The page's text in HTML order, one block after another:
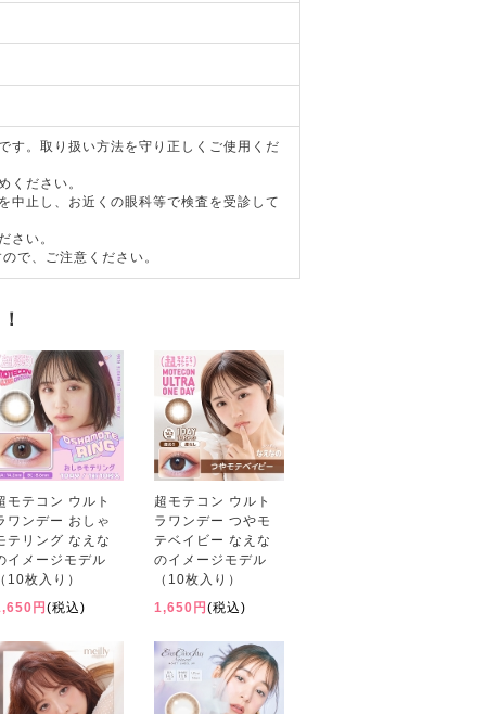
す。取り扱い方法を守り正しくご使用くだ
ください。
中止し、お近くの眼科等で検査を受診して
さい。
で、ご注意ください。
モテコン ウルト
ワンデー おしゃ
テリング なえな
イメージモデル
10枚入り）
円 (税込)
超モテコン ウルト
ラワンデー つやモ
テベイビー なえな
のイメージモデル
（10枚入り）
1,650円 (税込)